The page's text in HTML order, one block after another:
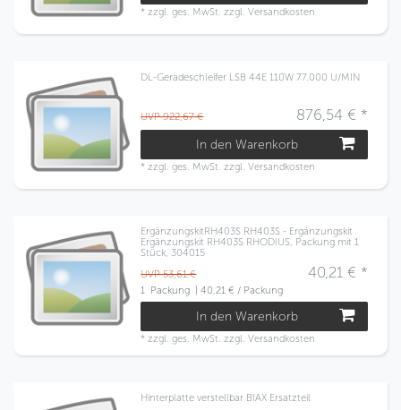
*zzgl. ges. MwSt. zzgl.Versandkosten
DL-Geradeschleifer LSB 44E 110W 77.000 U/MIN
UVP 922,67 € 876,54 € *
In den Warenkorb
*zzgl. ges. MwSt. zzgl.Versandkosten
ErgänzungskitRH403S RH403S - Ergänzungskit
Ergänzungskit RH403S RHODIUS, Packung mit 1
Stück, 304015
UVP 53,61 €
40,21 € *
1 Packung | 40,21 € / Packung
In den Warenkorb
*zzgl. ges. MwSt. zzgl.Versandkosten
Hinterplatte verstellbar BIAX Ersatzteil